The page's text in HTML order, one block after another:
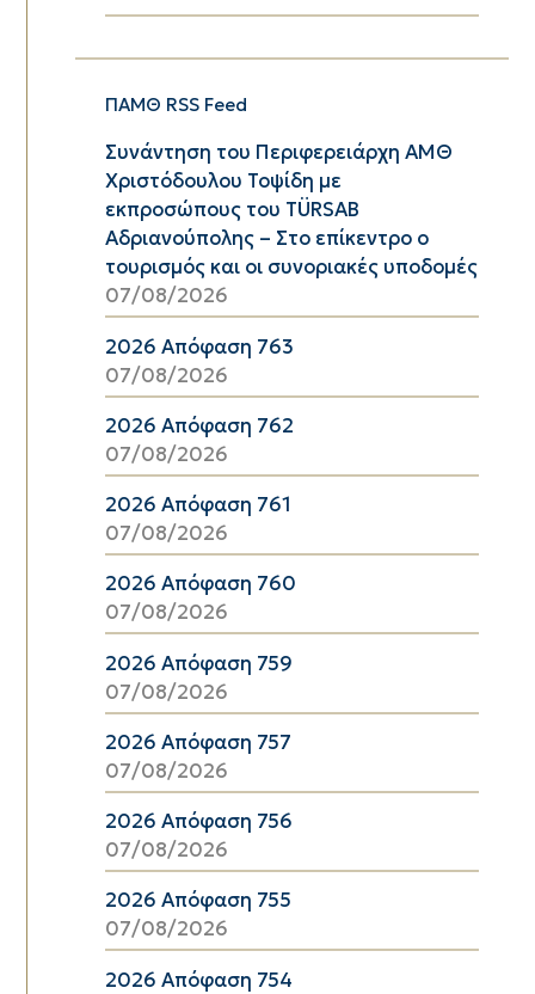
ΠΑΜΘ RSS Feed
Συνάντηση του Περιφερειάρχη ΑΜΘ
Χριστόδουλου Τοψίδη με
εκπροσώπους του TÜRSAB
Αδριανούπολης – Στο επίκεντρο ο
τουρισμός και οι συνοριακές υποδομές
07/08/2026
2026 Απόφαση 763
07/08/2026
2026 Απόφαση 762
07/08/2026
2026 Απόφαση 761
07/08/2026
2026 Απόφαση 760
07/08/2026
2026 Απόφαση 759
07/08/2026
2026 Απόφαση 757
07/08/2026
2026 Απόφαση 756
07/08/2026
2026 Απόφαση 755
07/08/2026
2026 Απόφαση 754